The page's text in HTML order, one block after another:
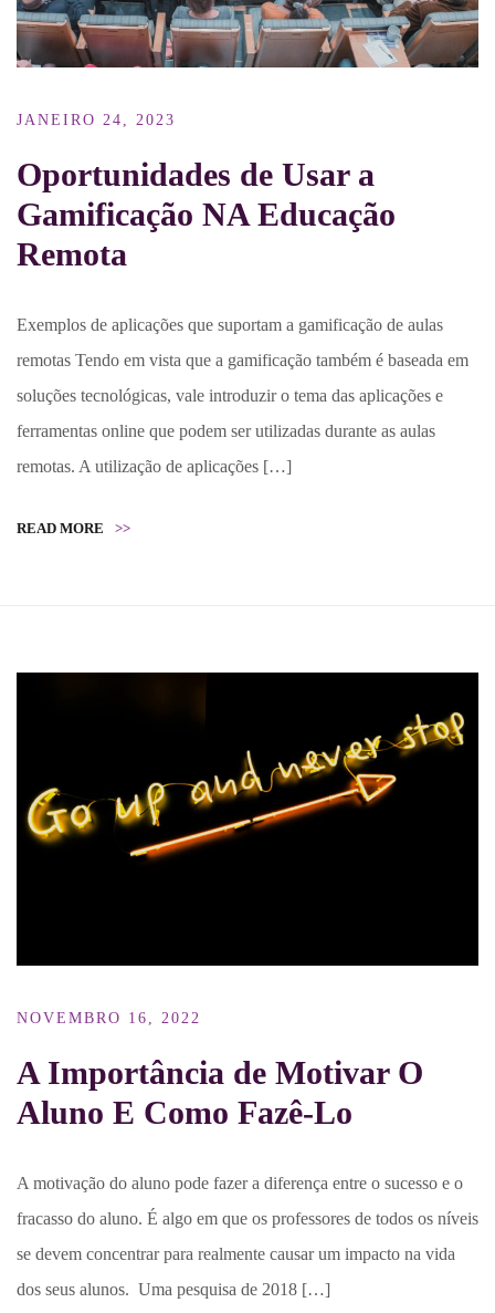
JANEIRO 24, 2023
Oportunidades de Usar a
Gamificação NA Educação
Remota
Exemplos de aplicações que suportam a gamificação de aulas
remotas Tendo em vista que a gamificação também é baseada em
soluções tecnológicas, vale introduzir o tema das aplicações e
ferramentas online que podem ser utilizadas durante as aulas
remotas. A utilização de aplicações […]
READ MORE >>
NOVEMBRO 16, 2022
A Importância de Motivar O
Aluno E Como Fazê-Lo
A motivação do aluno pode fazer a diferença entre o sucesso e o
fracasso do aluno. É algo em que os professores de todos os níveis
se devem concentrar para realmente causar um impacto na vida
dos seus alunos. Uma pesquisa de 2018 […]